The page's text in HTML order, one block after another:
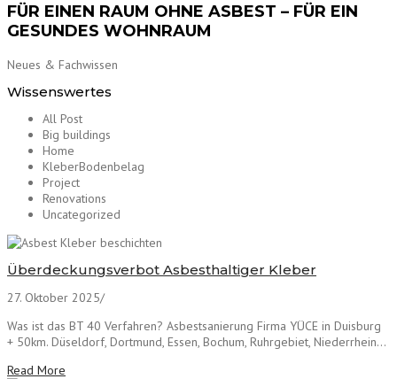
FÜR EINEN RAUM OHNE ASBEST – FÜR EIN
GESUNDES WOHNRAUM
Neues & Fachwissen
Wissenswertes
All Post
Big buildings
Home
KleberBodenbelag
Project
Renovations
Uncategorized
Überdeckungsverbot Asbesthaltiger Kleber
27. Oktober 2025/
Was ist das BT 40 Verfahren? Asbestsanierung Firma YÜCE in Duisburg
+ 50km. Düseldorf, Dortmund, Essen, Bochum, Ruhrgebiet, Niederrhein...
Read More